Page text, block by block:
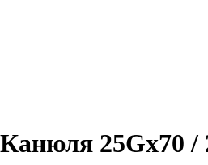
Канюля 25Gx70 /